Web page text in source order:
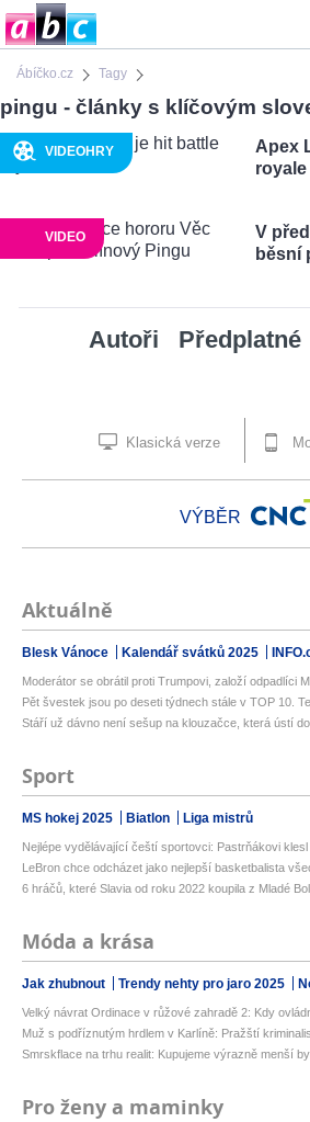
Ábíčko.cz Tagy
pingu - články s klíčovým
VIDEOHRY
Apex
VIDEO
V
běsní
Autoři Předplatné
Klasická verze
VÝBĚR
Aktuálně
Blesk Vánoce Kalendář svátků 2025
Moderátor se obrátil proti Trumpovi, založí odpadlíci
Pět švestek jsou po deseti týdnech stále v TOP 10.
Stáří už dávno není sešup na klouzačce, která ústí do
Sport
MS hokej 2025 Biatlon Liga mistrů
Nejlépe vydělávající čeští sportovci: Pastrňákovi klesl
LeBron chce odcházet jako nejlepší basketbalista
6 hráčů, které Slavia od roku 2022 koupila z Mladé
Móda a krása
Jak zhubnout Trendy nehty pro jaro 2025
Velký návrat Ordinace v růžové zahradě 2: Kdy
Muž s podříznutým hrdlem v Karlíně: Pražští
Smrskflace na trhu realit: Kupujeme výrazně menší
Pro ženy a maminky